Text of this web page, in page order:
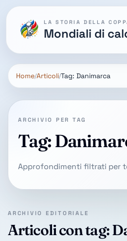
Mondiali di
Home Articoli Tag: Danimarca
ARCHIVIO PER TAG
Tag:
Approfondimenti filtrati per
ARCHIVIO EDITORIALE
Articoli con tag: